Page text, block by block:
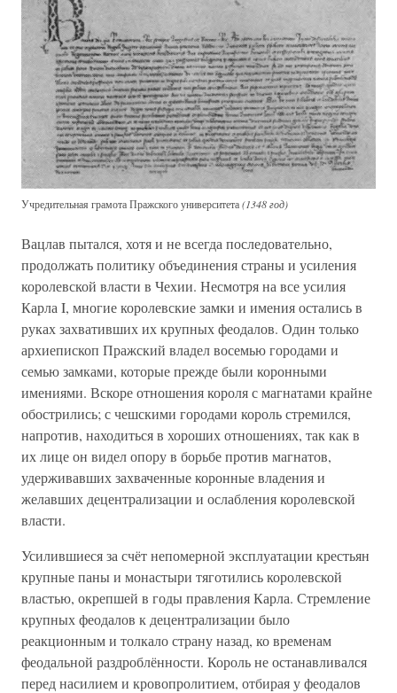
Учредительная грамота Пражского университета(1348 год)
Вацлав пытался, хотя и не всегда последовательно,
продолжать политику объединения страны и усиления
королевской власти в Чехии. Несмотря на все усилия
Карла I, многие королевские замки и имения остались в
руках захвативших их крупных феодалов. Один только
архиепископ Пражский владел восемью городами и
семью замками, которые прежде были коронными
имениями. Вскоре отношения короля с магнатами крайне
обострились; с чешскими городами король стремился,
напротив, находиться в хороших отношениях, так как в
их лице он видел опору в борьбе против магнатов,
удерживавших захваченные коронные владения и
желавших децентрализации и ослабления королевской
власти.
Усилившиеся за счёт непомерной эксплуатации крестьян
крупные паны и монастыри тяготились королевской
властью, окрепшей в годы правления Карла. Стремление
крупных феодалов к децентрализации было
реакционным и толкало страну назад, ко временам
феодальной раздроблённости. Король не останавливался
перед насилием и кровопролитием, отбирая у феодалов